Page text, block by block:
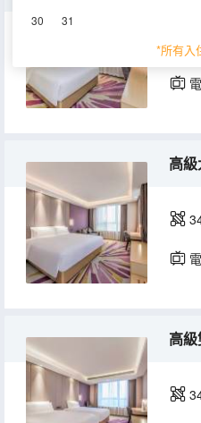
30 31
*所有入
高
高